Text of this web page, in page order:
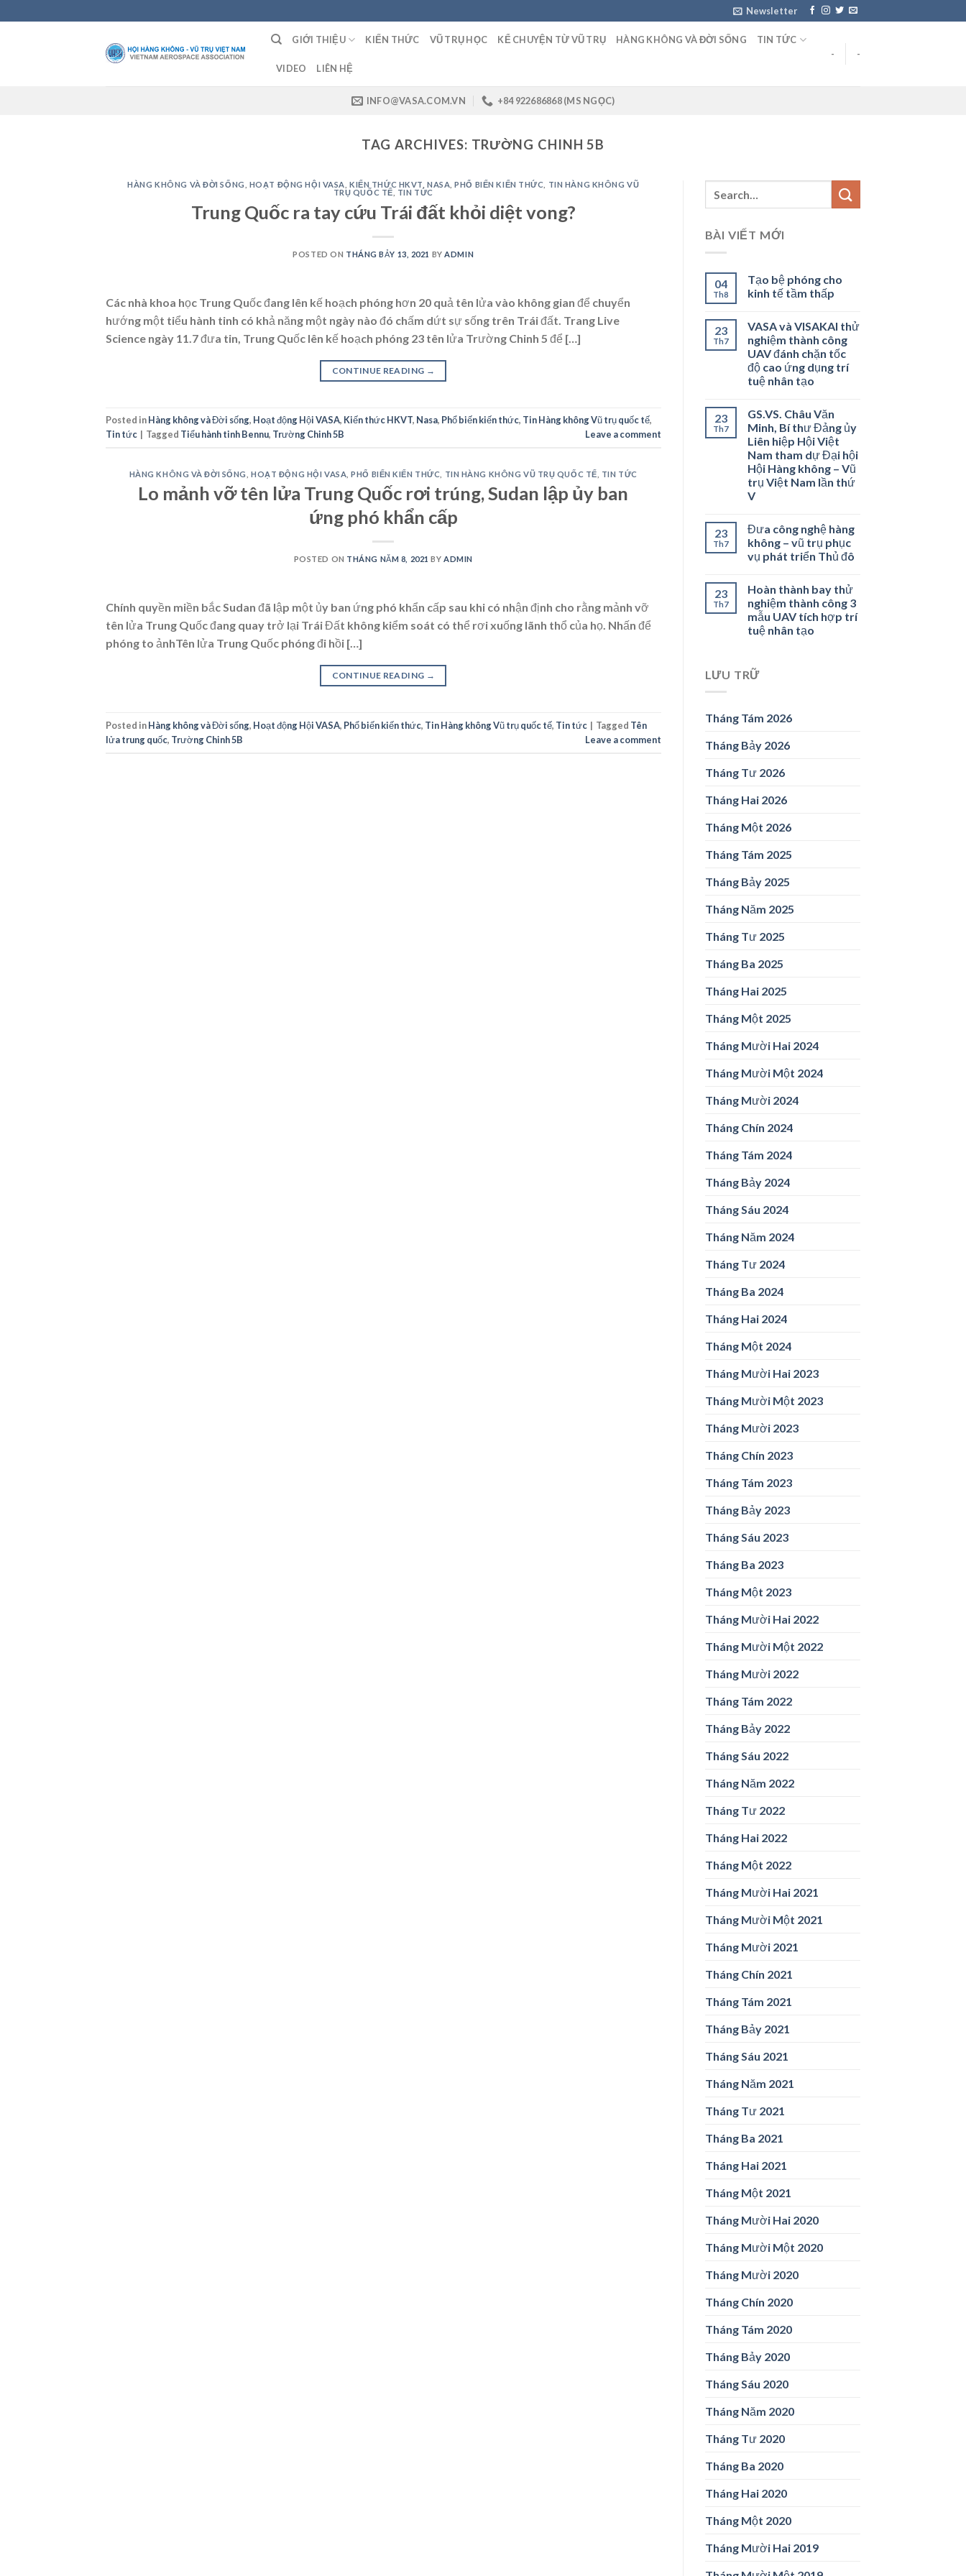
to
Newsletter
GIỚI THIỆU KIẾN THỨC VŨ TRỤ HỌC KỂ CHUYỆN TỪ VŨ TRỤ HÀNG KHÔNG VÀ ĐỜI SỐNG TIN TỨC
VIDEO LIÊN HỆ
- -
INFO@VASA.COM.VN +84 922686868 (MS NGỌC)
TAG ARCHIVES: TRƯỜNG CHINH 5B
HÀNG KHÔNG VÀ ĐỜI SỐNG HOẠT ĐỘNG HỘI VASA ,KIẾN THỨC HKVT NASA ,PHỔ BIẾN KIẾN THỨC
TIN HÀNG KHÔNG VŨ
TRỤ QUỐC TẾ
TIN TỨC
Trung Quốc ra tay cứu Trái đất khỏi diệt vong?
POSTED ON THÁNG BẢY 13, 2021 BYADMIN
Các nhà khoa học Trung Quốc đang lên kế hoạch phóng hơn 20 quả tên lửa vào không gian để chuyển
hướng một tiểu hành tinh có khả năng một ngày nào đó chấm dứt sự sống trên Trái đất. Trang Live
Science ngày 11.7 đưa tin, Trung Quốc lên kế hoạch phóng 23 tên lửa Trường Chinh 5 để […]
CONTINUE READING →
Posted inHàng không và Đời sống, Hoạt động Hội VASA, Kiến thức HKVT, Nasa, Phổ biến kiến thức, Tin Hàng không Vũ trụ quốc tế,
Tin tức | Tagged Tiểu hành tinh Bennu, Trường Chinh 5B Leave a comment
HÀNG KHÔNG VÀ ĐỜI SỐNG ,HOẠT ĐỘNG HỘI VASA ,PHỔ BIẾN KIẾN THỨC TIN HÀNG KHÔNG VŨ TRỤ QUỐC TẾ TIN TỨC
Lo mảnh vỡ tên lửa Trung Quốc rơi trúng, Sudan lập ủy ban
ứng phó khẩn cấp
POSTED ON THÁNG NĂM 8, 2021 BYADMIN
Chính quyền miền bắc Sudan đã lập một ủy ban ứng phó khẩn cấp sau khi có nhận định cho rằng mảnh vỡ
tên lửa Trung Quốc đang quay trở lại Trái Đất không kiểm soát có thể rơi xuống lãnh thổ của họ. Nhấn để
phóng to ảnhTên lửa Trung Quốc phóng đi hồi […]
CONTINUE READING →
Posted inHàng không và Đời sống, Hoạt động Hội VASA, Phổ biến kiến thức, Tin Hàng không Vũ trụ quốc tế, Tin tức | Tagged Tên
lửa trung quốc, Trường Chinh 5B Leave a comment
BÀI VIẾT MỚI
04
Th8
Tạo bệ phóng cho
kinh tế tầm thấp
23
Th7
VASA và VISAKAI thử
nghiệm thành công
UAV đánh chặn tốc
độ cao ứng dụng trí
tuệ nhân tạo
23
Th7
GS.VS. Châu Văn
Minh, Bí thư Đảng ủy
Liên hiệp Hội Việt
Nam tham dự Đại hội
Hội Hàng không – Vũ
trụ Việt Nam lần thứ
V
23
Th7
Đưa công nghệ hàng
không – vũ trụ phục
vụ phát triển Thủ đô
23
Th7
Hoàn thành bay thử
nghiệm thành công 3
mẫu UAV tích hợp trí
tuệ nhân tạo
LƯU TRỮ
Tháng Tám 2026
Tháng Bảy 2026
Tháng Tư 2026
Tháng Hai 2026
Tháng Một 2026
Tháng Tám 2025
Tháng Bảy 2025
Tháng Năm 2025
Tháng Tư 2025
Tháng Ba 2025
Tháng Hai 2025
Tháng Một 2025
Tháng Mười Hai 2024
Tháng Mười Một 2024
Tháng Mười 2024
Tháng Chín 2024
Tháng Tám 2024
Tháng Bảy 2024
Tháng Sáu 2024
Tháng Năm 2024
Tháng Tư 2024
Tháng Ba 2024
Tháng Hai 2024
Tháng Một 2024
Tháng Mười Hai 2023
Tháng Mười Một 2023
Tháng Mười 2023
Tháng Chín 2023
Tháng Tám 2023
Tháng Bảy 2023
Tháng Sáu 2023
Tháng Ba 2023
Tháng Một 2023
Tháng Mười Hai 2022
Tháng Mười Một 2022
Tháng Mười 2022
Tháng Tám 2022
Tháng Bảy 2022
Tháng Sáu 2022
Tháng Năm 2022
Tháng Tư 2022
Tháng Hai 2022
Tháng Một 2022
Tháng Mười Hai 2021
Tháng Mười Một 2021
Tháng Mười 2021
Tháng Chín 2021
Tháng Tám 2021
Tháng Bảy 2021
Tháng Sáu 2021
Tháng Năm 2021
Tháng Tư 2021
Tháng Ba 2021
Tháng Hai 2021
Tháng Một 2021
Tháng Mười Hai 2020
Tháng Mười Một 2020
Tháng Mười 2020
Tháng Chín 2020
Tháng Tám 2020
Tháng Bảy 2020
Tháng Sáu 2020
Tháng Năm 2020
Tháng Tư 2020
Tháng Ba 2020
Tháng Hai 2020
Tháng Một 2020
Tháng Mười Hai 2019